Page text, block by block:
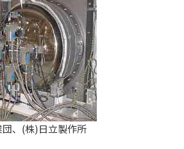
、(株)日立製作所